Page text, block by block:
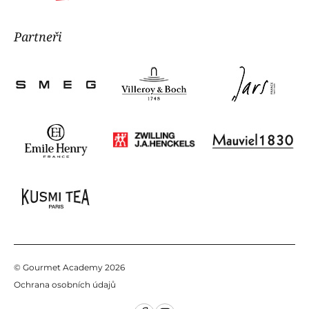
tel:
+420 725 855 200
info@gourmetacademy.cz
Partneři
© Gourmet Academy 2026
Ochrana osobních údajů